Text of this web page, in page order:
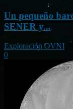
Un pequeño
SENER y...
Exploración OVNI
0